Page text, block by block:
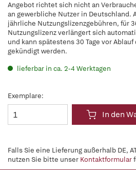
Angebot richtet sich nicht an
an gewerbliche Nutzer in Deutschland.
jährliche Nutzungslizenzgebühren, für
Nutzungslizenz verlängert sich
und kann spätestens 30 Tage vor
gekündigt werden.
lieferbar in ca. 2-4 Werktagen
Exemplare:
In den
Falls Sie eine Lieferung außerhalb DE,
nutzen Sie bitte unser Kontaktformular